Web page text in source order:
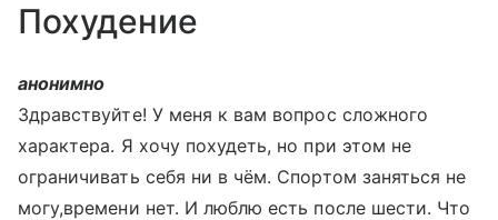
Похудение
анонимно
Здравствуйте! У меня к вам вопрос сложного
характера. Я хочу похудеть, но при этом не
ограничивать себя ни в чём. Спортом заняться не
могу,времени нет. И люблю есть после шести. Что